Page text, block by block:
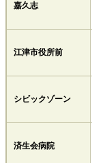
嘉久志
江津市役所前
シビックゾーン
済生会病院